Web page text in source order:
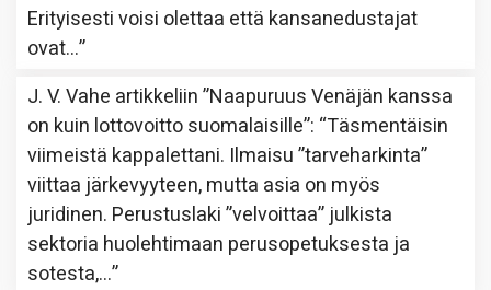
Erityisesti voisi olettaa että kansanedustajat
ovat…”
J. V. Vahe artikkeliin”Naapuruus Venäjän kanssa
on kuin lottovoitto suomalaisille”: “Täsmentäisin
viimeistä kappalettani. Ilmaisu ”tarveharkinta”
viittaa järkevyyteen, mutta asia on myös
juridinen. Perustuslaki ”velvoittaa” julkista
sektoria huolehtimaan perusopetuksesta ja
sotesta,…”